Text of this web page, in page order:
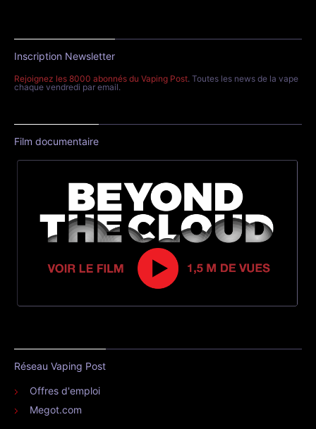
Inscription Newsletter
Rejoignez les 8000 abonnés du Vaping Post. Toutes les news de la vape
chaque vendredi par email.
Film documentaire
Réseau Vaping Post
Offres d'emploi
Megot.com